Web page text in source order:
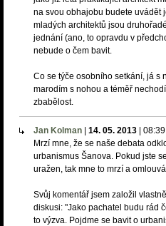
na svou obhajobu budete uvádět
mladých architektů jsou
jednání (ano, to opravdu v
nebude o čem bavit.
Co se týče osobního setkání, já s
marodím s nohou a téměř
zbabělost.
Jan Kolman 14. 05. 2013 08:39
Mrzí mne, že se naše debata
urbanismus Šanova. Pokud jste
uražen, tak mne to mrzí a
Svůj komentář jsem založil
diskusi: "Jako pachatel budu rád
to výzva. Pojdme se bavit o